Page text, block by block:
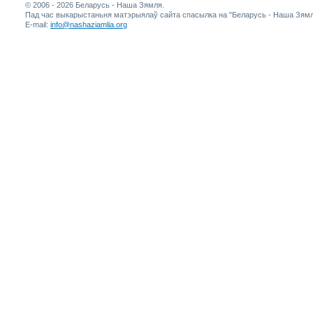
© 2006 - 2026 Беларусь - Наша Зямля.
Пад час выкарыстаньня матэрыялаў сайта спасылка на "Беларусь - Наша
E-mail: info@nashaziamlia.org